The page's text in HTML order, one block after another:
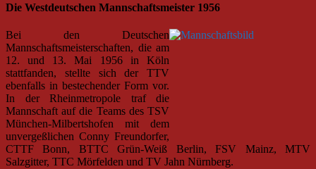
Die Westdeutschen Mannschaftsmeister 1956
Bei den Deutschen
Mannschaftsmeisterschaften, die am
12. und 13. Mai 1956 in Köln
stattfanden, stellte sich der TTV
ebenfalls in bestechender Form vor.
In der Rheinmetropole traf die
Mannschaft auf die Teams des TSV
München-Milbertshofen mit dem
unvergeßlichen Conny Freundorfer,
CTTF Bonn, BTTC Grün-Weiß Berlin, FSV Mainz, MTV
Salzgitter, TTC Mörfelden und TV Jahn Nürnberg.